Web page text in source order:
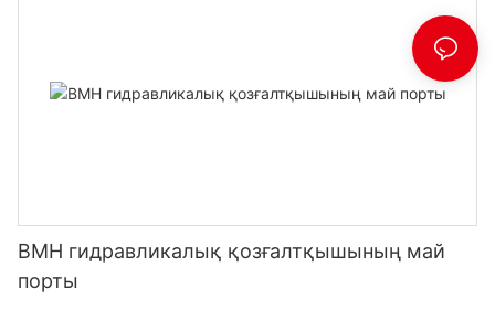
BMH гидравликалық қозғалтқышының май
порты